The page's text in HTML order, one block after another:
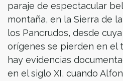
paraje de espectacular
montaña, en la Sierra de
los Pancrudos, desde
orígenes se pierden en el
hay evidencias
en el siglo XI, cuando